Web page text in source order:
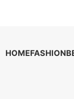
HOMEFASHION